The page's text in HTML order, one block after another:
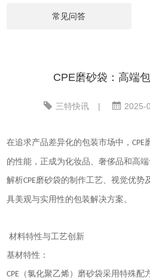
常见问答
CPE磨砂袋：高端
三特快讯 | 2025-
在追求产品差异化的包装市场中，CPE
的性能，正成为化妆品、奢侈品和高
解析CPE磨砂袋的制作工艺、视觉优势
具美观与实用性的包装解决方案。
材料特性与工艺创新
基材特性：
CPE （氯化聚乙烯）磨砂袋采用特殊